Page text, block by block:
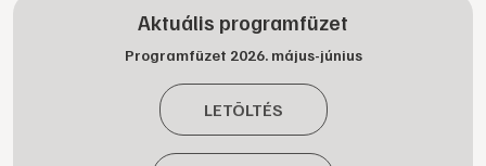
Aktuális programfüzet
Programfüzet 2026. május-június
LETÖLTÉS